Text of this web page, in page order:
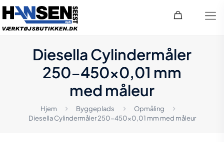
Diesella Cylindermåler
250-450×0,01 mm
med måleur
Hjem Byggeplads
Opmåling
Diesella Cylindermåler 250-450×0,01 mm med måleur